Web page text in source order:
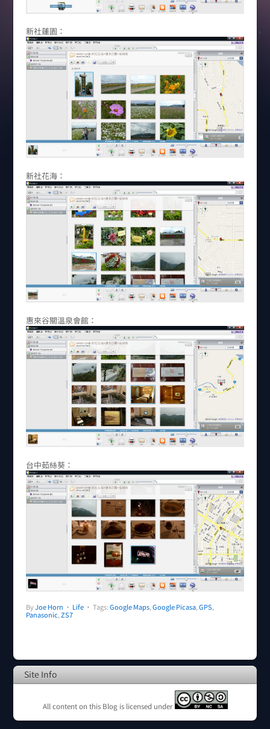
新社蓮園：
新社花海：
惠來谷關溫泉會館：
台中茹絲葵：
ByJoe Horn • Life • Tags:Google Maps,Google Picasa,GPS,
Panasonic,ZS7
Site Info
All content on this Blog is licensed under